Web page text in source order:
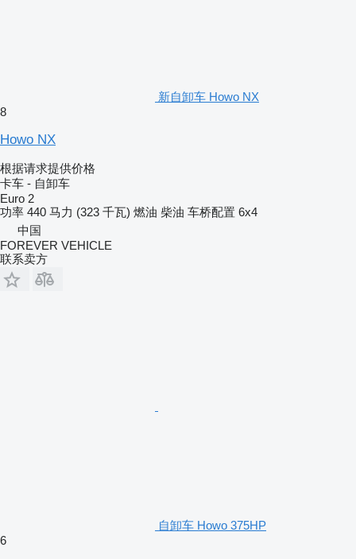
新自卸车 Howo NX
8
Howo NX
根据请求提供价格
卡车 - 自卸车
Euro 2
功率 440 马力 (323 千瓦) 燃油 柴油 车桥配置 6x4
中国
FOREVER VEHICLE
联系卖方
自卸车 Howo 375HP
6